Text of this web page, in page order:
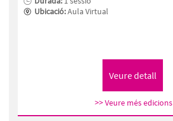
Ubicació:Aula Virtual
>> Veure més edicions